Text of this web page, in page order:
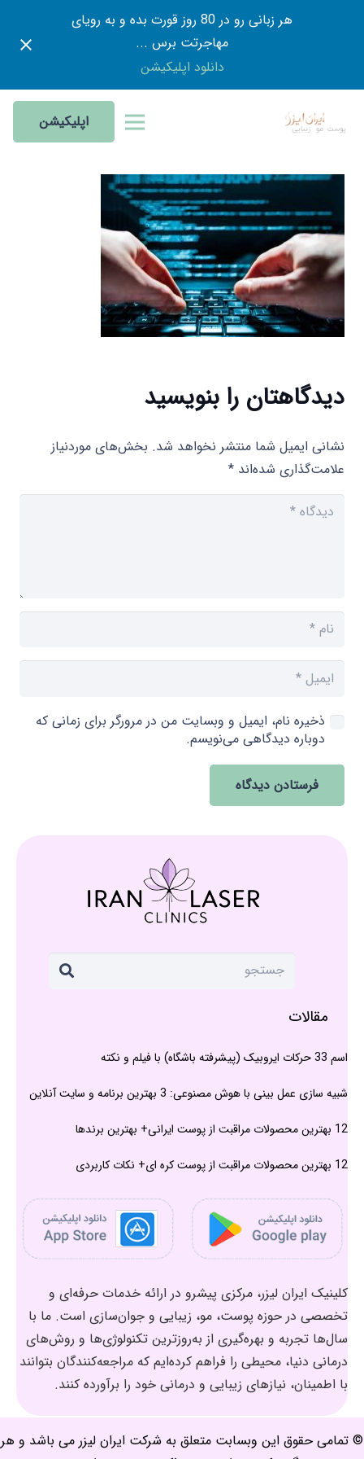
هر زبانی رو در 80 روز قورت بده و به رویای
مهاجرتت برس ...
دانلود اپلیکیشن
اپلیکیشن
دیدگاهتان را بنویسید
نشانی ایمیل شما منتشر نخواهد شد. بخش‌های موردنیاز
علامت‌گذاری شده‌اند *
ذخیره نام، ایمیل و وبسایت من در مرورگر برای زمانی که
دوباره دیدگاهی می‌نویسم.
فرستادن دیدگاه
مقالات
اسم 33 حرکات ایروبیک (پیشرفته باشگاه) با فیلم و نکته
شبیه سازی عمل بینی با هوش مصنوعی: 3 بهترین برنامه و سایت آنلاین
12 بهترین محصولات مراقبت از پوست ایرانی+ بهترین برندها
12 بهترین محصولات مراقبت از پوست کره ای+ نکات کاربردی
کلینیک ایران لیزر، مرکزی پیشرو در ارائه خدمات حرفه‌ای و
تخصصی در حوزه پوست، مو، زیبایی و جوان‌سازی است. ما با
سال‌ها تجربه و بهره‌گیری از به‌روزترین تکنولوژی‌ها و روش‌های
درمانی دنیا، محیطی را فراهم کرده‌ایم که مراجعه‌کنندگان بتوانند
با اطمینان، نیازهای زیبایی و درمانی خود را برآورده کنند.
© تمامی حقوق این وبسابت متعلق به شرکت ایران لیزر می باشد و هر